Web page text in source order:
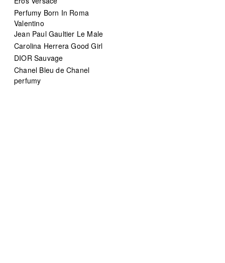
Perfumy Born In Roma
Valentino
Jean Paul Gaultier Le Male
Carolina Herrera Good Girl
DIOR Sauvage
Chanel Bleu de Chanel
perfumy